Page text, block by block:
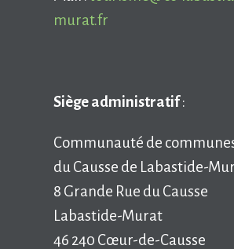
murat.fr
Siège administratif:
Communauté de
du Causse de Labastide-
8 Grande Rue du Causse
Labastide-Murat
46 240 Cœur-de-Causse